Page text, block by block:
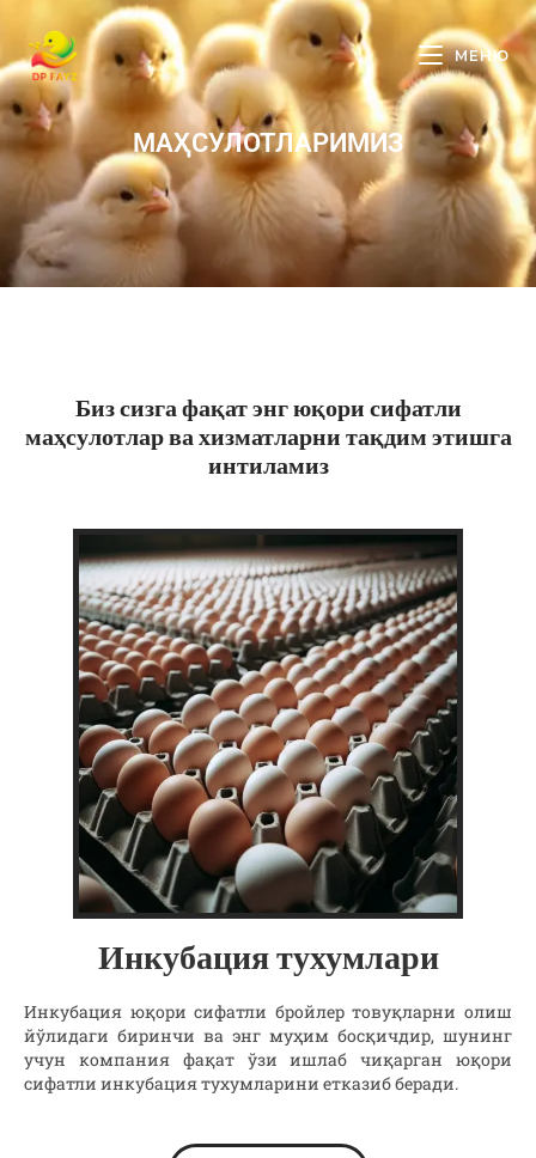
МЕНЮ
МАҲСУЛОТЛАРИМИЗ
Биз сизга фақат энг юқори сифатли
маҳсулотлар ва хизматларни тақдим этишга
интиламиз
Инкубация тухумлари
Инкубация юқори сифатли бройлер товуқларни олиш
йўлидаги биринчи ва энг муҳим босқичдир, шунинг
учун компания фақат ўзи ишлаб чиқарган юқори
сифатли инкубация тухумларини етказиб беради.